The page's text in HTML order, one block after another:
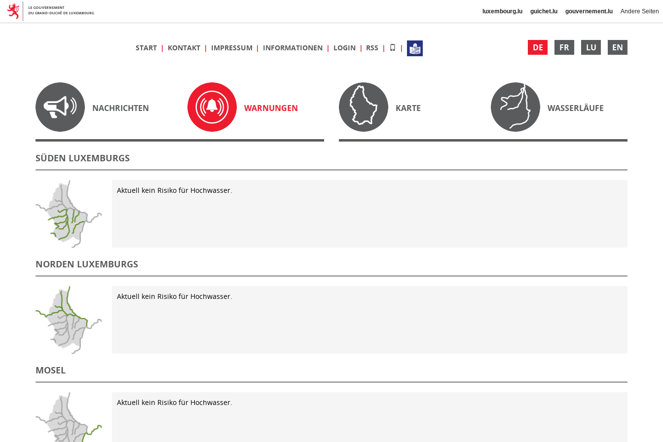
luxembourg.lu guichet.lu gouvernement.lu Andere Seiten
DE FR LU EN
START KONTAKT IMPRESSUM INFORMATIONEN LOGIN RSS
NACHRICHTEN WARNUNGEN KARTE WASSERLÄUFE
SÜDEN LUXEMBURGS
Aktuell kein Risiko für Hochwasser.
NORDEN LUXEMBURGS
Aktuell kein Risiko für Hochwasser.
MOSEL
Aktuell kein Risiko für Hochwasser.